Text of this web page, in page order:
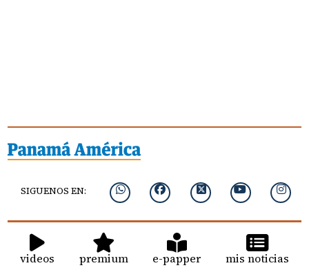
SIGUENOS EN:
videos premium e-papper mis noticias